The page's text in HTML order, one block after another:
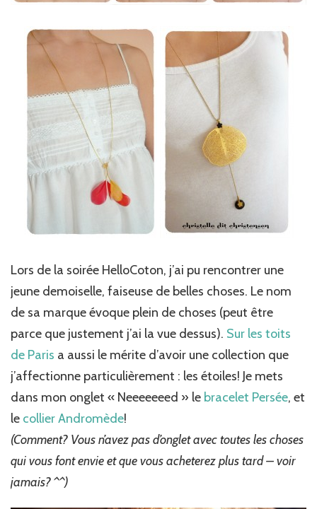
Lors de la soirée HelloCoton, j’ai pu rencontrer une
jeune demoiselle, faiseuse de belles choses. Le nom
de sa marque évoque plein de choses (peut être
parce que justement j’ai la vue dessus). Sur les toits
de Paris a aussi le mérite d’avoir une collection que
j’affectionne particulièrement : les étoiles! Je mets
dans mon onglet « Neeeeeeed » le bracelet Persée, et
le collier Andromède!
(Comment? Vous n’avez pas d’onglet avec toutes les choses
qui vous font envie et que vous acheterez plus tard – voir
jamais? ^^)